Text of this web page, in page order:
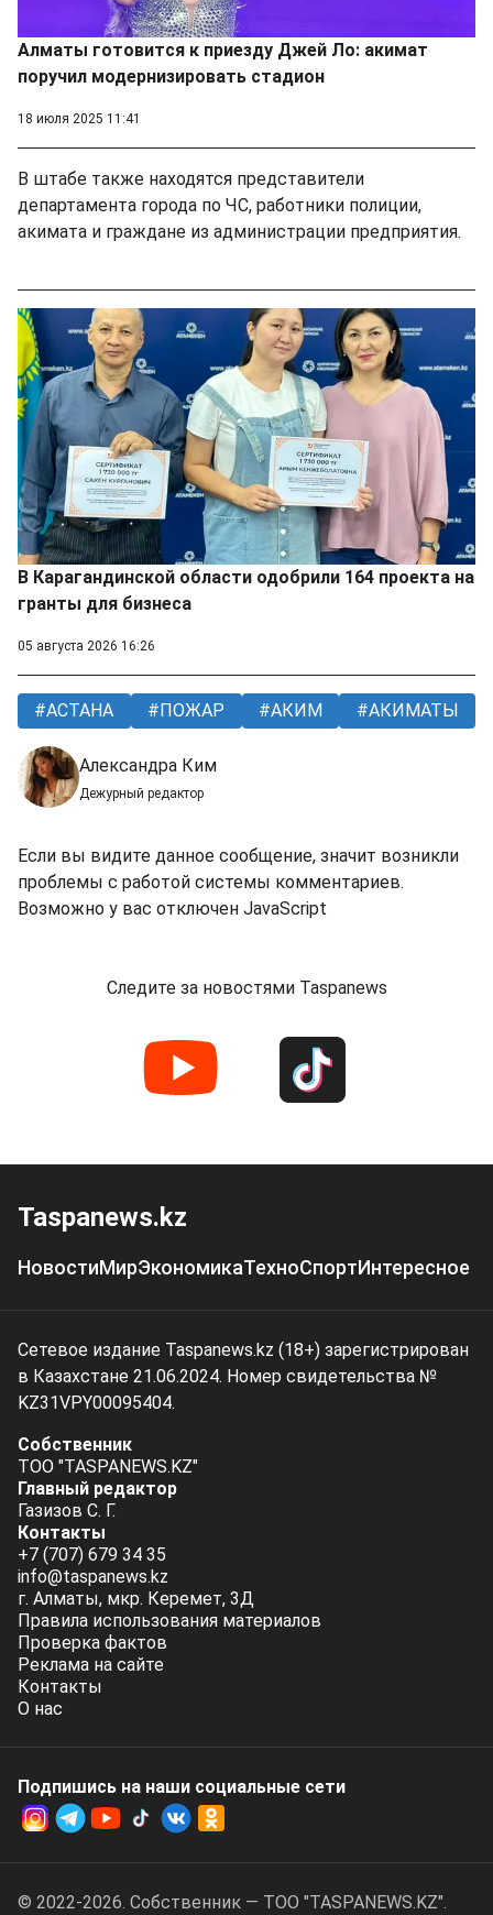
Алматы готовится к приезду Джей Ло: акимат
поручил модернизировать стадион
18 июля 2025 11:41
В штабе также находятся представители
департамента города по ЧС, работники полиции,
акимата и граждане из администрации предприятия.
В Карагандинской области одобрили 164 проекта на
гранты для бизнеса
05 августа 2026 16:26
АСТАНА ПОЖАР АКИМ АКИМАТЫ
Александра Ким
Дежурный редактор
Если вы видите данное сообщение, значит возникли
проблемы с работой системы комментариев.
Возможно у вас отключен JavaScript
Следите за новостями Taspanews
Taspanews.kz
НовостиМирЭкономикаТехноСпортИнтересное
Сетевое издание Taspanews.kz (18+) зарегистрирован
в Казахстане 21.06.2024. Номер свидетельства №
KZ31VPY00095404.
Собственник
ТОО "TASPANEWS.KZ"
Главный редактор
Газизов С. Г.
Контакты
+7 (707) 679 34 35
info@taspanews.kz
г. Алматы, мкр. Керемет, 3Д
Правила использования материалов
Проверка фактов
Реклама на сайте
Контакты
О нас
Подпишись на наши социальные cети
© 2022-2026. Собственник — ТОО "TASPANEWS.KZ".